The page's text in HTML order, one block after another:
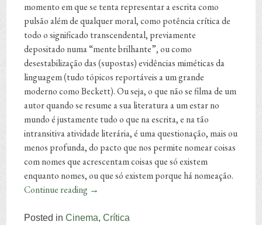
momento em que se tenta representar a escrita como
pulsão além de qualquer moral, como potência crítica de
todo o significado transcendental, previamente
depositado numa “mente brilhante”, ou como
desestabilização das (supostas) evidências miméticas da
linguagem (tudo tópicos reportáveis a um grande
moderno como Beckett). Ou seja, o que não se filma de um
autor quando se resume a sua literatura a um estar no
mundo é justamente tudo o que na escrita, e na tão
intransitiva atividade literária, é uma questionação, mais ou
menos profunda, do pacto que nos permite nomear coisas
com nomes que acrescentam coisas que só existem
enquanto nomes, ou que só existem porque há nomeação.
Continue reading →
Posted inCinema,Crítica